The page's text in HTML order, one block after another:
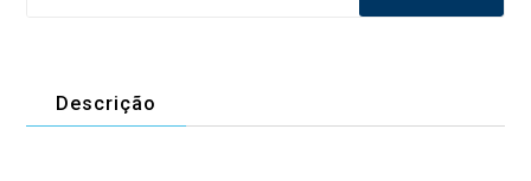
Descrição